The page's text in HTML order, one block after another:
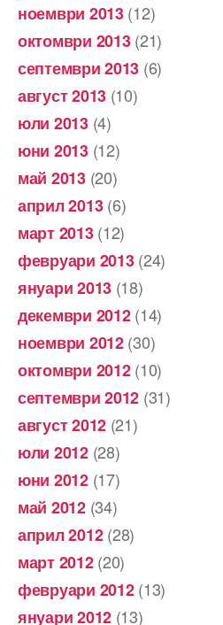
ноември 2013(12)
октомври 2013(21)
септември 2013 (6)
август 2013 (10)
юли 2013(4)
юни 2013(12)
май 2013(20)
април 2013(6)
март 2013(12)
февруари 2013(24)
януари 2013 (18)
декември 2012(14)
ноември 2012(30)
октомври 2012(10)
септември 2012 (31)
август 2012 (21)
юли 2012(28)
юни 2012(17)
май 2012(34)
април 2012(28)
март 2012(20)
февруари 2012(13)
януари 2012 (13)